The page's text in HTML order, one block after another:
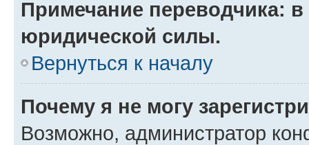
Примечание переводчика:
юридической силы.
Вернуться к началу
Почему я не могу
Возможно, администратор